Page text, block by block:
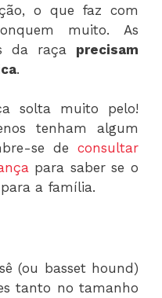
o que faz com
muito. As
da raça precisam
.
solta muito pelo!
tenham algum
se de consultar
para saber se o
a família.
(ou basset hound)
tanto no tamanho